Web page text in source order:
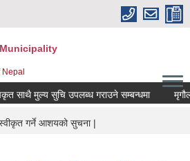
साथै मुल्य सुचि उपलब्ध गराउने सम्बन्धमा
गर्ने आशयको सुचना |